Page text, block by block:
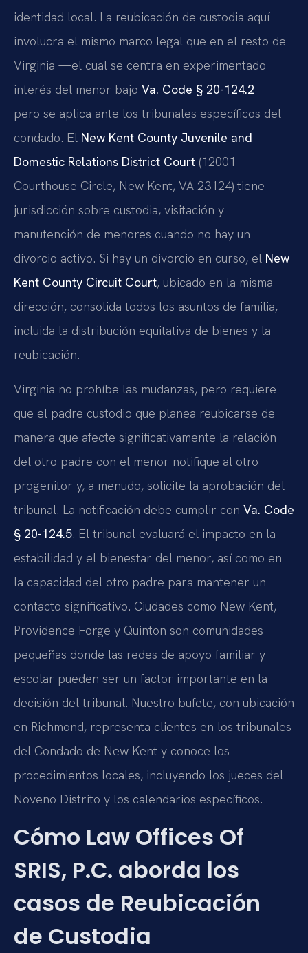
identidad local. La reubicación de custodia aquí
involucra el mismo marco legal que en el resto de
Virginia —el cual se centra en experimentado
interés del menor bajo Va. Code § 20-124.2—
pero se aplica ante los tribunales específicos del
condado. El New Kent County Juvenile and
Domestic Relations District Court (12001
Courthouse Circle, New Kent, VA 23124) tiene
jurisdicción sobre custodia, visitación y
manutención de menores cuando no hay un
divorcio activo. Si hay un divorcio en curso, el New
Kent County Circuit Court, ubicado en la misma
dirección, consolida todos los asuntos de familia,
incluida la distribución equitativa de bienes y la
reubicación.
Virginia no prohíbe las mudanzas, pero requiere
que el padre custodio que planea reubicarse de
manera que afecte significativamente la relación
del otro padre con el menor notifique al otro
progenitor y, a menudo, solicite la aprobación del
tribunal. La notificación debe cumplir con Va. Code
§ 20-124.5. El tribunal evaluará el impacto en la
estabilidad y el bienestar del menor, así como en
la capacidad del otro padre para mantener un
contacto significativo. Ciudades como New Kent,
Providence Forge y Quinton son comunidades
pequeñas donde las redes de apoyo familiar y
escolar pueden ser un factor importante en la
decisión del tribunal. Nuestro bufete, con ubicación
en Richmond, representa clientes en los tribunales
del Condado de New Kent y conoce los
procedimientos locales, incluyendo los jueces del
Noveno Distrito y los calendarios específicos.
Cómo Law Offices Of
SRIS, P.C. aborda los
casos de Reubicación
de Custodia